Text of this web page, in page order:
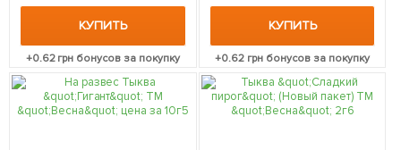
КУПИТЬ
+0.62грн бонусов за покупку
КУПИТЬ
+0.62 грн бонусов за покупку